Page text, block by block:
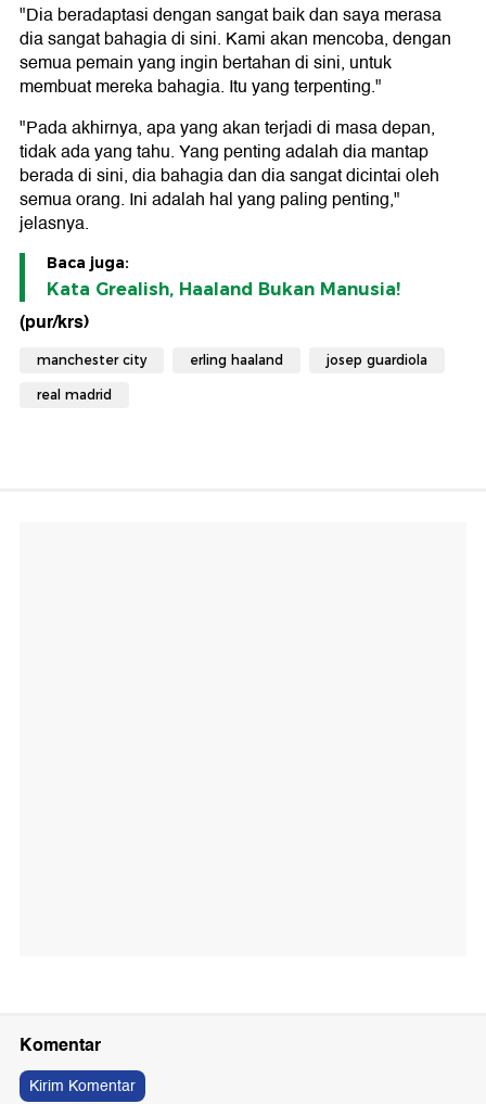
"Dia beradaptasi dengan sangat baik dan saya merasa
dia sangat bahagia di sini. Kami akan mencoba, dengan
semua pemain yang ingin bertahan di sini, untuk
membuat mereka bahagia. Itu yang terpenting."
"Pada akhirnya, apa yang akan terjadi di masa depan,
tidak ada yang tahu. Yang penting adalah dia mantap
berada di sini, dia bahagia dan dia sangat dicintai oleh
semua orang. Ini adalah hal yang paling penting,"
jelasnya.
Baca juga:
Kata Grealish, Haaland Bukan Manusia!
(pur/krs)
manchester city erling haaland josep guardiola
real madrid
Komentar
Kirim Komentar